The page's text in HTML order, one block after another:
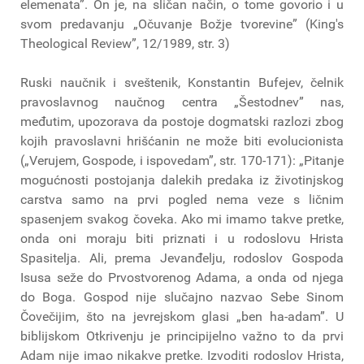
elemenata”. On je, na sličan način, o tome govorio i u
svom predavanju „Očuvanje Božje tvorevine” (King's
Theological Review”, 12/1989, str. 3)
Ruski naučnik i sveštenik, Konstantin Bufejev, čelnik
pravoslavnog naučnog centra „Šestodnev” nas,
međutim, upozorava da postoje dogmatski razlozi zbog
kojih pravoslavni hrišćanin ne može biti evolucionista
(„Verujem, Gospode, i ispovedam”, str. 170-171): „Pitanje
mogućnosti postojanja dalekih predaka iz životinjskog
carstva samo na prvi pogled nema veze s ličnim
spasenjem svakog čoveka. Ako mi imamo takve pretke,
onda oni moraju biti priznati i u rodoslovu Hrista
Spasitelja. Ali, prema Jevanđelju, rodoslov Gospoda
Isusa seže do Prvostvorenog Adama, a onda od njega
do Boga. Gospod nije slučajno nazvao Sebe Sinom
Čovečijim, što na jevrejskom glasi „ben ha-adam”. U
biblijskom Otkrivenju je principijelno važno to da prvi
Adam nije imao nikakve pretke. Izvoditi rodoslov Hrista,